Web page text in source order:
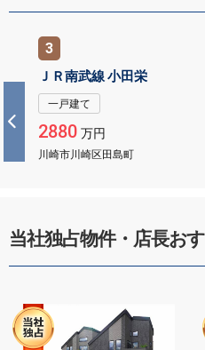
3
ＪＲ南武線 小田栄
一戸建て
2880万円
川崎市川崎区田島町
当社独占物件・店長お